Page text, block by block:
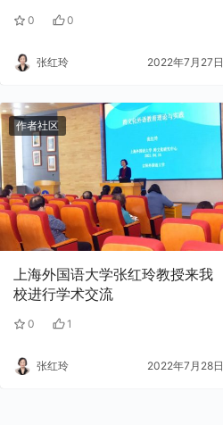
0 0
张红玲 2022年7月27日
作者社区
上海外国语大学张红玲教授来我
校进行学术交流
0 1
张红玲 2022年7月28日